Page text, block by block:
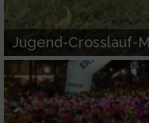
Jugend-Crosslauf-